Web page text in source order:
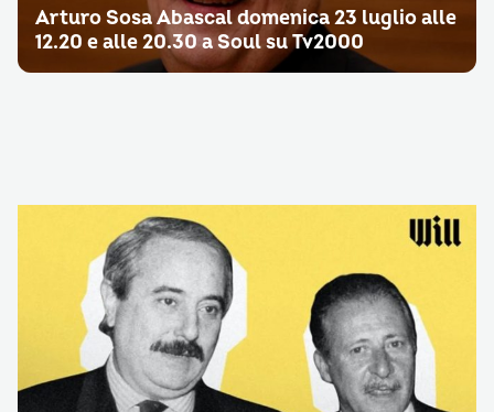
Arturo Sosa Abascal domenica 23 luglio alle
12.20 e alle 20.30 a Soul su Tv2000